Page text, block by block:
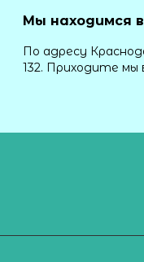
Мы находимся
По адресу
132. Приходите мы